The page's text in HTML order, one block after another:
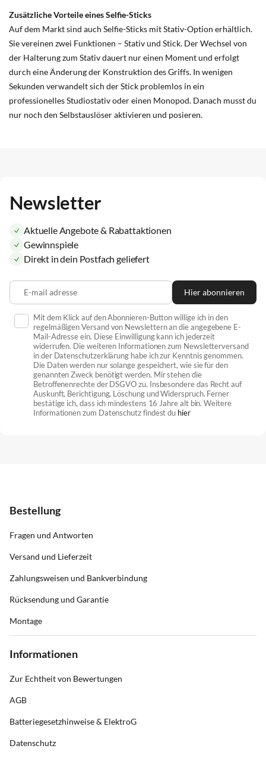
Zusätzliche Vorteile eines Selfie-Sticks
Auf dem Markt sind auch Selfie-Sticks mit Stativ-Option erhältlich.
Sie vereinen zwei Funktionen – Stativ und Stick. Der Wechsel von
der Halterung zum Stativ dauert nur einen Moment und erfolgt
durch eine Änderung der Konstruktion des Griffs. In wenigen
Sekunden verwandelt sich der Stick problemlos in ein
professionelles Studiostativ oder einen Monopod. Danach musst du
nur noch den Selbstauslöser aktivieren und posieren.
Newsletter
Aktuelle Angebote & Rabattaktionen
Gewinnspiele
Direkt in dein Postfach geliefert
E-mail adresse Hier abonnieren
Mit dem Klick auf den Abonnieren-Button willige ich in den
regelmäßigen Versand von Newslettern an die angegebene E-
Mail-Adresse ein. Diese Einwilligung kann ich jederzeit
widerrufen. Die weiteren Informationen zum Newsletterversand
in der Datenschutzerklärung habe ich zur Kenntnis genommen.
Die Daten werden nur solange gespeichert, wie sie für den
genannten Zweck benötigt werden. Mir stehen die
Betroffenenrechte der DSGVO zu. Insbesondere das Recht auf
Auskunft, Berichtigung, Löschung und Widerspruch. Ferner
bestätige ich, dass ich mindestens 16 Jahre alt bin. Weitere
Informationen zum Datenschutz findest du hier
Bestellung
Fragen und Antworten
Versand und Lieferzeit
Zahlungsweisen und Bankverbindung
Rücksendung und Garantie
Montage
Informationen
Zur Echtheit von Bewertungen
AGB
Batteriegesetzhinweise & ElektroG
Datenschutz